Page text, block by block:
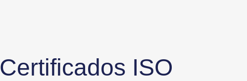
Certificados ISO